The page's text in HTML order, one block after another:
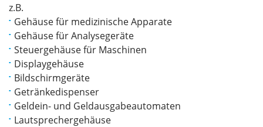
z.B.
Gehäuse für medizinische Apparate
Gehäuse für Analysegeräte
Steuergehäuse für Maschinen
Displaygehäuse
Bildschirmgeräte
Getränkedispenser
Geldein- und Geldausgabeautomaten
Lautsprechergehäuse